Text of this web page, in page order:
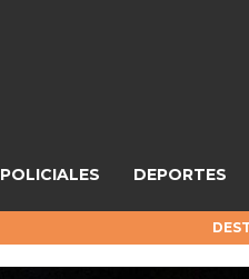
POLICIALES DEPORTES